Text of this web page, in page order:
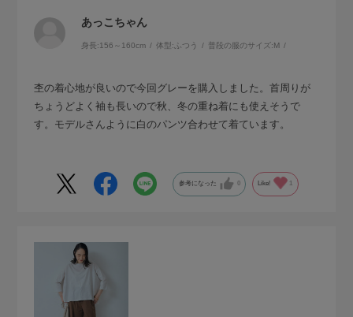
あっこちゃん
身長:156～160cm 体型: ふつう 普段の服のサイズ:M
杢の着心地が良いので今回グレーを購入しました。首周りが
ちょうどよく袖も長いので秋、冬の重ね着にも使えそうで
す。モデルさんように白のパンツ合わせて着ています。
参考になった 0 Like! 1